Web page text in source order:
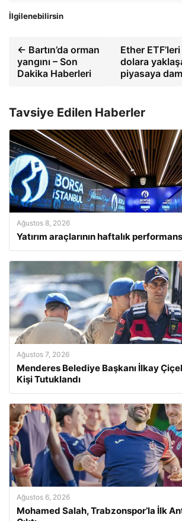
İlgilenebilirsin
← Bartın’da orman
yangını – Son
Dakika Haberleri
Ether
dolara
piyasaya
Tavsiye Edilen Haberler
Ağustos 8, 2026
Yatırım araçlarının haftalık
Ağustos 7, 2026
Menderes Belediye Başkanı İlkay
Kişi Tutuklandı
Ağustos 6, 2026
Mohamed Salah, Trabzonspor’la İlk